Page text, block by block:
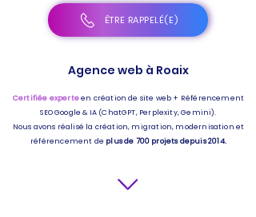
ÊTRE RAPPELÉ(E)
Agence web à Roaix
Certifiée experteen création de site web + Référencement
SEO Google & IA (ChatGPT, Perplexity, Gemini).
Nous avons réalisé la création, migration, modernisation et
référencement de plus de 700 projets depuis 2014.